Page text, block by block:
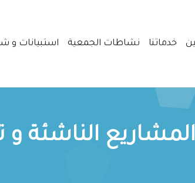
خدماتنا نشاطات الجمعية استبيانات و
الناشئة و